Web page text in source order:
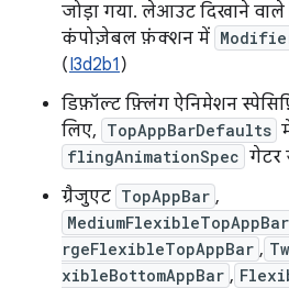
जोड़ा गया. लेआउट दिखाने वाले
कंपोज़ेबल फ़ंक्शन में
(I3d2b1 )
डिफ़ॉल्ट फ़्लिंग ऐनिमेशन
लिए, TopAppBarDefaults
flingAnimationSpec गेटर
ग्रैजुएट TopAppBar ,
MediumFlexibleTopAppBar
rgeFlexibleTopAppBar ,
xibleBottomAppBar ,